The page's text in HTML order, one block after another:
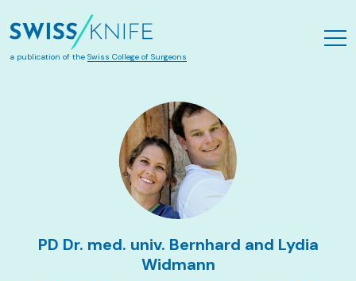
Zum Hauptinhalt springen
a publication of the Swiss College of Surgeons
PD Dr. med. univ. Bernhard and Lydia
Widmann